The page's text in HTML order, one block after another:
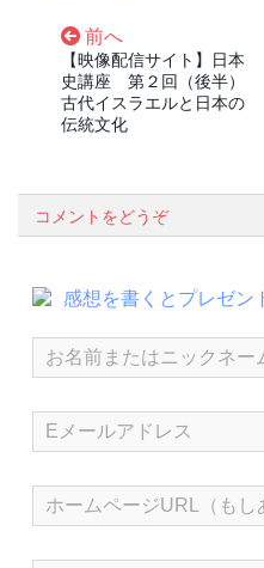
前へ
【映像配信サイト】日本
史講座 第２回（後半）
古代イスラエルと日本の
伝統文化
コメントをどうぞ